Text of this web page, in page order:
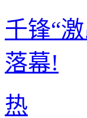
千锋“
落幕!
热